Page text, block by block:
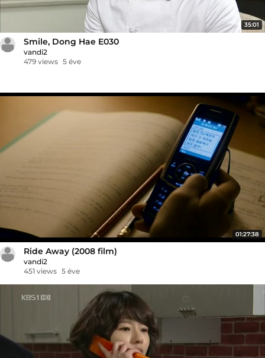
35:01
Smile, Dong Hae E030
vandi2
479 views 5 éve
01:27:38
Ride Away (2008 film)
vandi2
451 views 5 éve